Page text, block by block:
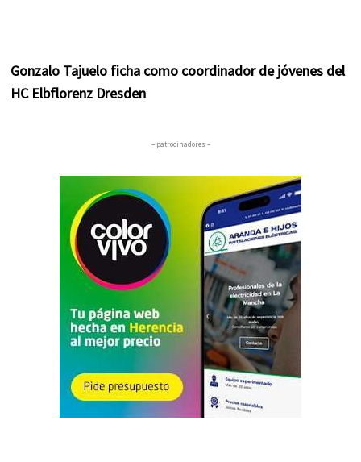
Gonzalo Tajuelo ficha como coordinador de jóvenes del
HC Elbflorenz Dresden
– patrocinadores –